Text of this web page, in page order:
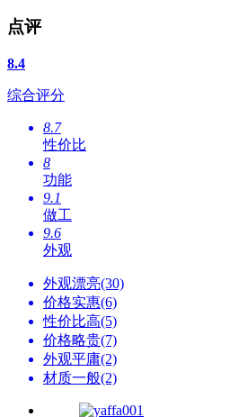
点评
8.4
综合评分
8.7
性价比
8
功能
9.1
做工
9.6
外观
外观漂亮(30)
价格实惠(6)
性价比高(5)
价格略贵(7)
外观平庸(2)
材质一般(2)